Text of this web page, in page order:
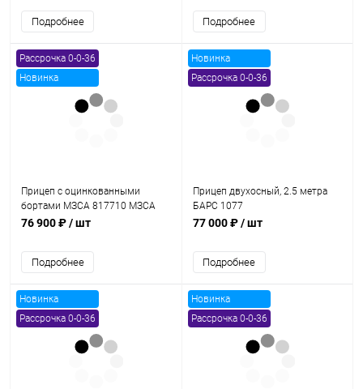
Подробнее Подробнее
Рассрочка 0-0-36
Новинка
Прицеп с оцинкованными
бортами МЗСА 817710 МЗСА
817710 024
76 900 ₽/ шт
Подробнее
Новинка
Рассрочка 0-0-36
Прицеп двухосный, 2.5 метра
БАРС 1077
77 000 ₽/ шт
Подробнее
Новинка
Рассрочка 0-0-36
Новинка
Рассрочка 0-0-36